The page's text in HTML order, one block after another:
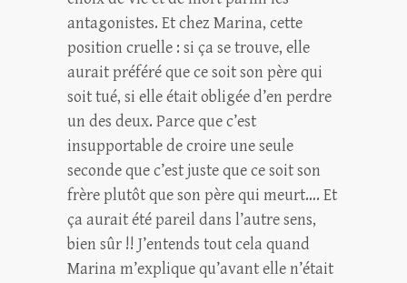
antagonistes. Et chez Marina, cette
position cruelle : si ça se trouve, elle
aurait préféré que ce soit son père qui
soit tué, si elle était obligée d’en perdre
un des deux. Parce que c’est
insupportable de croire une seule
seconde que c’est juste que ce soit son
frère plutôt que son père qui meurt…. Et
ça aurait été pareil dans l’autre sens,
bien sûr !! J’entends tout cela quand
Marina m’explique qu’avant elle n’était